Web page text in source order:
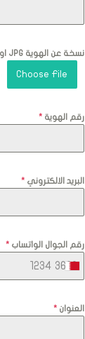
نسخة عن الهوية JPG او PNG
Choose File
رقم الهوية*
البريد الالكتروني*
رقم الجوال الواتساب*
العنوان*